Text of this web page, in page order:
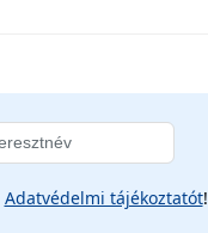
Adatvédelmi tájékoztatót!